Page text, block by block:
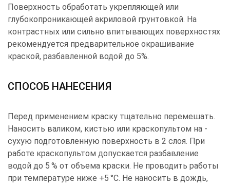
Поверхность обработать укрепляющей или
глубокопроникающей акриловой грунтовкой. На
контрастных или сильно впитывающих поверхностях
рекомендуется предварительное окрашивание
краской, разбавленной водой до 5%.
СПОСОБ НАНЕСЕНИЯ
Перед применением краску тщательно перемешать.
Наносить валиком, кистью или краскопультом на ­
сухую подготовленную поверхность в 2 слоя. При
работе краскопультом допускается разбавление
водой до 5 % от объема краски. Не проводить ­работы
при температуре ниже +5 °С. Не наносить в дождь,